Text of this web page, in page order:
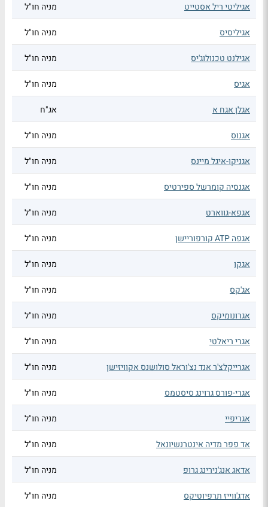
אגיליטי ריל אסטייט מניה חו"ל
אגיליסיס מניה חו"ל
אגילנט טכנולוג'יס מניה חו"ל
אגיס מניה חו"ל
אגלן אגח א אג"ח
אגנוס מניה חו"ל
אגניקו-איגל מיינס מניה חו"ל
אגנסיה קומרשל ספירטיס מניה חו"ל
אגפא-גווארט מניה חו"ל
אגפה ATP קורפוריישן מניה חו"ל
אגקו מניה חו"ל
אג'קס מניה חו"ל
אגרונומיקס מניה חו"ל
אגרי ריאלטי מניה חו"ל
אגרייקלצ'ר אנד נצ'וראל סולושנס אקוויזישן מניה חו"ל
אגרי-פורס גרוינג סיסטמס מניה חו"ל
אגריפיי מניה חו"ל
אד פפר מדיה אינטרנשיונאל מניה חו"ל
אדאג אנג'נירינג גרופ מניה חו"ל
אדג'ווייז תרפיוטיקס מניה חו"ל